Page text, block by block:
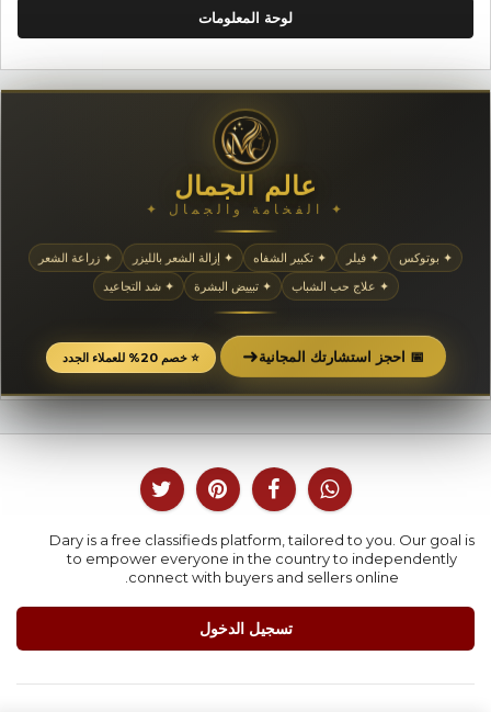
لوحة المعلومات
عالم الجمال
✦ الفخامة والجمال ✦
✦ بوتوكس ✦ فيلر ✦ تكبير الشفاه ✦ إزالة الشعر بالليزر
✦ زراعة الشعر
✦ علاج حب الشباب
✦ تبييض البشرة ✦ شد التجاعيد
📅 احجز استشارتك المجانية➜ ⭐ خصم 20% للعملاء الجدد
Dary is a free classifieds platform, tailored to you. Our goal is
to empower everyone in the country to independently
connect with buyers and sellers online.
تسجيل الدخول